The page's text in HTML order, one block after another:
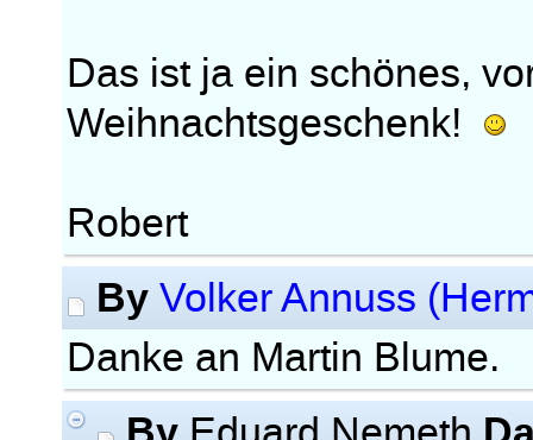
Das ist ja ein schönes,
Weihnachtsgeschenk!
Robert
By Volker Annuss
Danke an Martin Blume.